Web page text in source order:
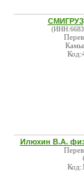
Илюхин В.А.